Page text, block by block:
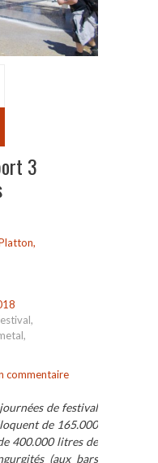
3
,
,
commentaire
de festival
de 165.000
400.000 litres de
(aux bars